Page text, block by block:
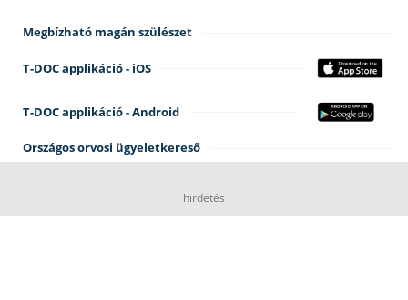
Megbízható magán szülészet
T-DOC applikáció - iOS
T-DOC applikáció - Android
Országos orvosi ügyeletkereső
hirdetés